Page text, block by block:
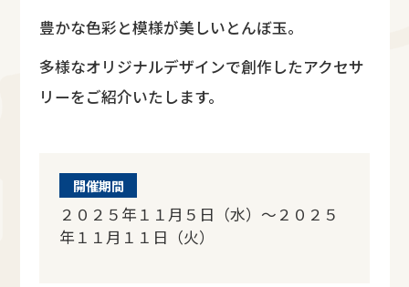
豊かな色彩と模様が美しいとんぼ玉。
多様なオリジナルデザインで創作したアクセサ
リーをご紹介いたします。
開催期間
２０２５年１１月５日（水）～２０２５
年１１月１１日（火）